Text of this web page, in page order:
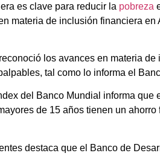
es clave para reducir la pobreza
materia de inclusión financiera
los avances en materia
tal como lo informa el
del Banco Mundial informa
de 15 años tienen un
destaca que el Banco de